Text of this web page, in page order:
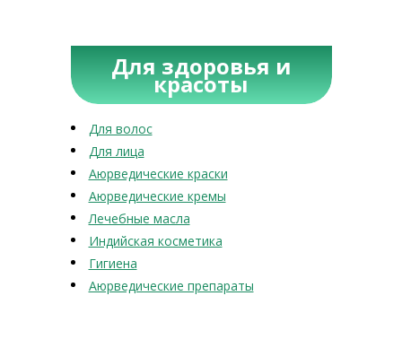
Для здоровья и
красоты
Для волос
Для лица
Аюрведические краски
Аюрведические кремы
Лечебные масла
Индийская косметика
Гигиена
Аюрведические препараты